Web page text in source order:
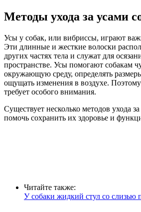
Методы ухода за усами
Усы у собак, или вибриссы, играют
Эти длинные и жесткие волоски
других частях тела и служат для
пространстве. Усы помогают собакам
окружающую среду, определять
ощущать изменения в воздухе.
требует особого внимания.
Существует несколько методов ухода
помочь сохранить их здоровье и
Читайте также:
У собаки жидкий стул со слизью